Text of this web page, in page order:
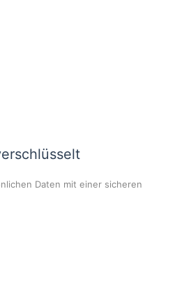
Daten mit einer sicheren